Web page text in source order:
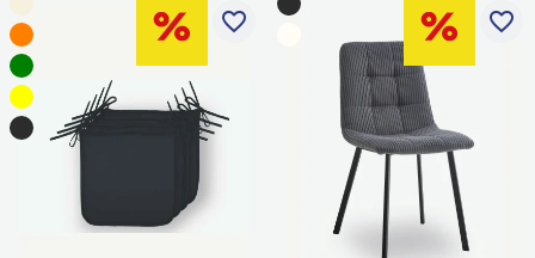
favorite_border favorite_border